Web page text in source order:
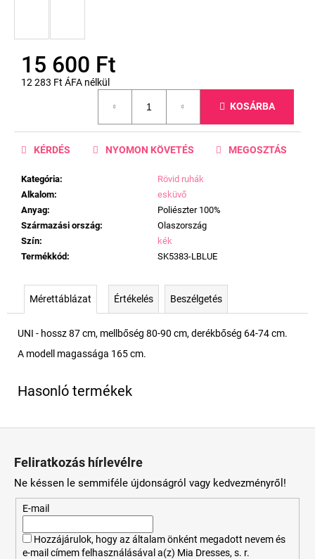
15 600 Ft
12 283 Ft ÁFA nélkül
KOSÁRBA
Kategória:
Rövid ruhák
Alkalom:
esküvő
Anyag:
Poliészter 100%
Származási ország:
Olaszország
Szín:
kék
Termékkód: SK5383-LBLUE
KÉRDÉS NYOMON KÖVETÉS MEGOSZTÁS
Mérettáblázat Értékelés Beszélgetés
UNI - hossz 87 cm, mellbőség 80-90 cm, derékbőség 64-74 cm.
A modell magassága 165 cm.
Feliratkozás hírlevélre
Ne késsen le semmiféle újdonságról vagy kedvezményről!
E-mail
Hozzájárulok, hogy az általam önként megadott nevem és
e-mail címem felhasználásával a(z) Mia Dresses, s. r.